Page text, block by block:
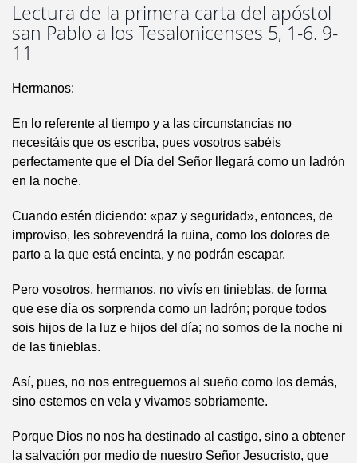
Lectura de la primera carta del apóstol
san Pablo a los Tesalonicenses 5, 1-6. 9-
11
Hermanos:
En lo referente al tiempo y a las circunstancias no
necesitáis que os escriba, pues vosotros sabéis
perfectamente que el Día del Señor llegará como un ladrón
en la noche.
Cuando estén diciendo: «paz y seguridad», entonces, de
improviso, les sobrevendrá la ruina, como los dolores de
parto a la que está encinta, y no podrán escapar.
Pero vosotros, hermanos, no vivís en tinieblas, de forma
que ese día os sorprenda como un ladrón; porque todos
sois hijos de la luz e hijos del día; no somos de la noche ni
de las tinieblas.
Así, pues, no nos entreguemos al sueño como los demás,
sino estemos en vela y vivamos sobriamente.
Porque Dios no nos ha destinado al castigo, sino a obtener
la salvación por medio de nuestro Señor Jesucristo, que